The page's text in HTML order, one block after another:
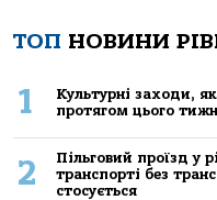
ТОП НОВИНИ
1
Культурні заходи,
протягом цього
2
Пільговий проїзд у
транспорті без
стосується